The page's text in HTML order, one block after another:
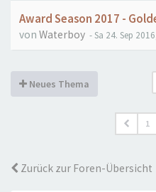
Award Season 2017 -
von Waterboy - Sa 24. Sep
Neues Thema
1
Zurück zur Foren-Übersicht